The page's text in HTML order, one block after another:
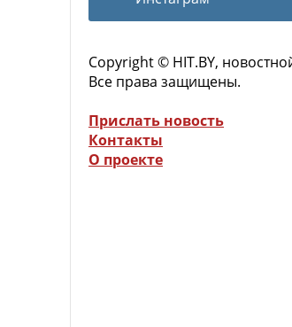
Copyright © HIT.BY,
Все права защищены.
Прислать новость
Контакты
О проекте